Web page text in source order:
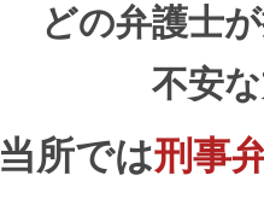
どの弁護士
不安
当所では刑事